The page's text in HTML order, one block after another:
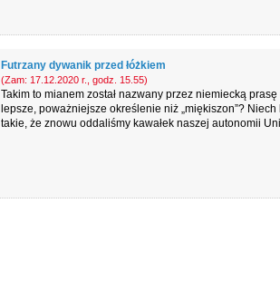
Futrzany dywanik przed łóżkiem
(Zam: 17.12.2020 r., godz. 15.55)
Takim to mianem został nazwany przez niemiecką
lepsze, poważniejsze określenie niż „miękiszon”?
takie, że znowu oddaliśmy kawałek naszej autonomii